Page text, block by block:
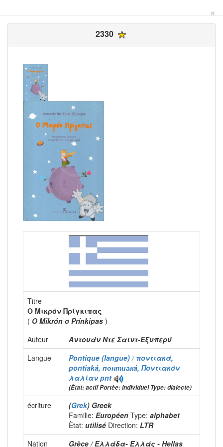
×
2330
Titre
Ο Μικρόν Πρίγκιπας
( O Mikrón o Prínkipas )
Auteur
Αντουάν Ντε Σαιντ-Εξυπερύ
Langue
Pontique (langue) / ποντιακά,
pontiaká, понтиакá, Ποντιακόν
λαλίαν pnt
(Ètat: actif Portèe: individuel Type: dialecte)
écriture (Grek) Greek
Famille: Européen Type: alphabet
Ètat: utilisé Direction: LTR
Nation
Grèce / Ελλάδα- Ελλάς - Hellas